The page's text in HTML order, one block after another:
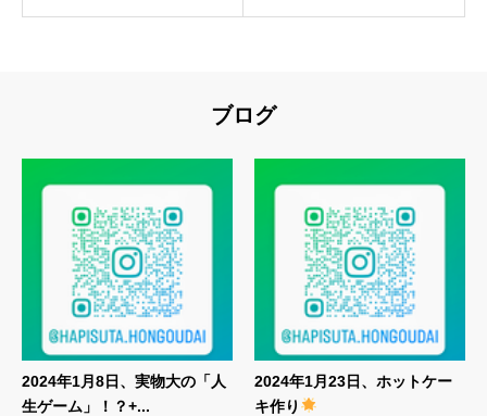
ブログ
2024年1月8日、実物大の「人
生ゲーム」！？+...
2024年1月23日、ホットケー
キ作り